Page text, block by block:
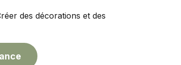
des décorations et des